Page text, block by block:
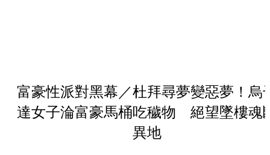
富豪性派對黑幕／杜拜尋夢變惡夢！烏
達女子淪富豪馬桶吃穢物 絕望墜樓魂
異地